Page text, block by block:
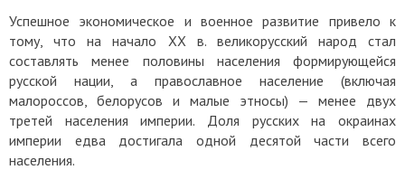
Успешное экономическое и военное развитие привело к
тому, что на начало XX в. великорусский народ стал
составлять менее половины населения формирующейся
русской нации, а православное население (включая
малороссов, белорусов и малые этносы) — менее двух
третей населения империи. Доля русских на окраинах
империи едва достигала одной десятой части всего
населения.